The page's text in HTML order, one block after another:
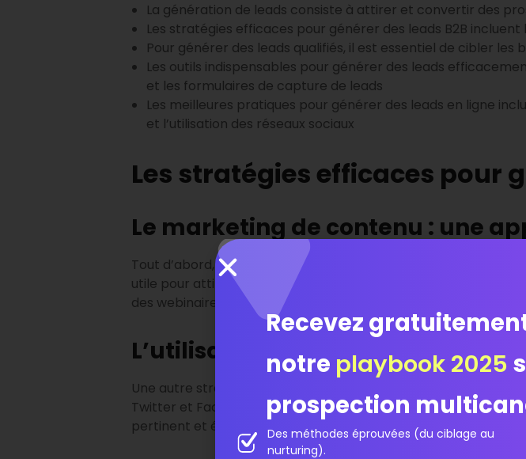
La génération de leads consiste à attirer et convertir des
Les stratégies efficaces pour générer des leads B2B incluent
Pour générer des leads qualifiés, il est essentiel de cibler
Les outils indispensables pour générer des leads
et les formulaires de capture de leads
Les meilleures pratiques pour générer des leads en ligne
et l’utilisation des réseaux sociaux
Les stratégies efficaces pour
Le marketing de contenu : une
Tout d’abord, lemarketing de contenu
est une approche
utile pour attirer l’attention des entreprises cibles. Cela peut
des webinaires, etc. Le contenu doit être informatif, éducatif et
L’utilisation des médias sociaux
Une autre stratégie efficace est l’utilisation des médias
Twitter et Facebook offrent d’excellentes opportunités pour
pertinent et établir des relations professionnelles.
Recevez
notre playbook 2025
prospection
Des méthodes éprouvées (du ciblage au
nurturing).